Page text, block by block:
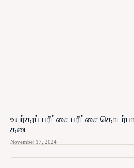
உயர்தரப் பரீட்சை பரீட்சை
தடை
November 17, 2024